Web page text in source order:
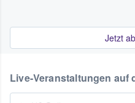
Jetzt
Live-Veranstaltungen auf